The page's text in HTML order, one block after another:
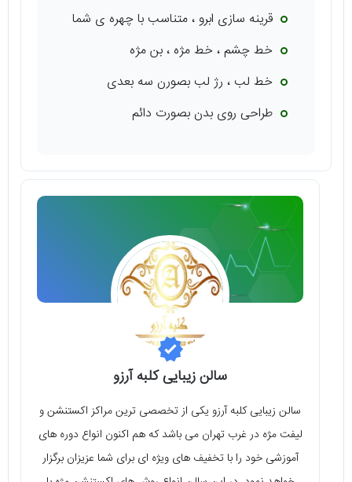
قرینه سازی ابرو ، متناسب با چهره ی شما
خط چشم ، خط مژه ، بن مژه
خط لب ، رژ لب بصورن سه بعدی
طراحی روی بدن بصورت دائم
سالن زیبایی کلبه آرزو
سالن زیبایی کلبه آرزو یکی از تخصصی‌ ترین مراکز اکستنشن و
لیفت مژه در غرب تهران می‌ باشد که هم اکنون انواع دوره‌ های
آموزشی خود را با تخفیف‌ های ویژه‌ ای برای شما عزیزان برگزار